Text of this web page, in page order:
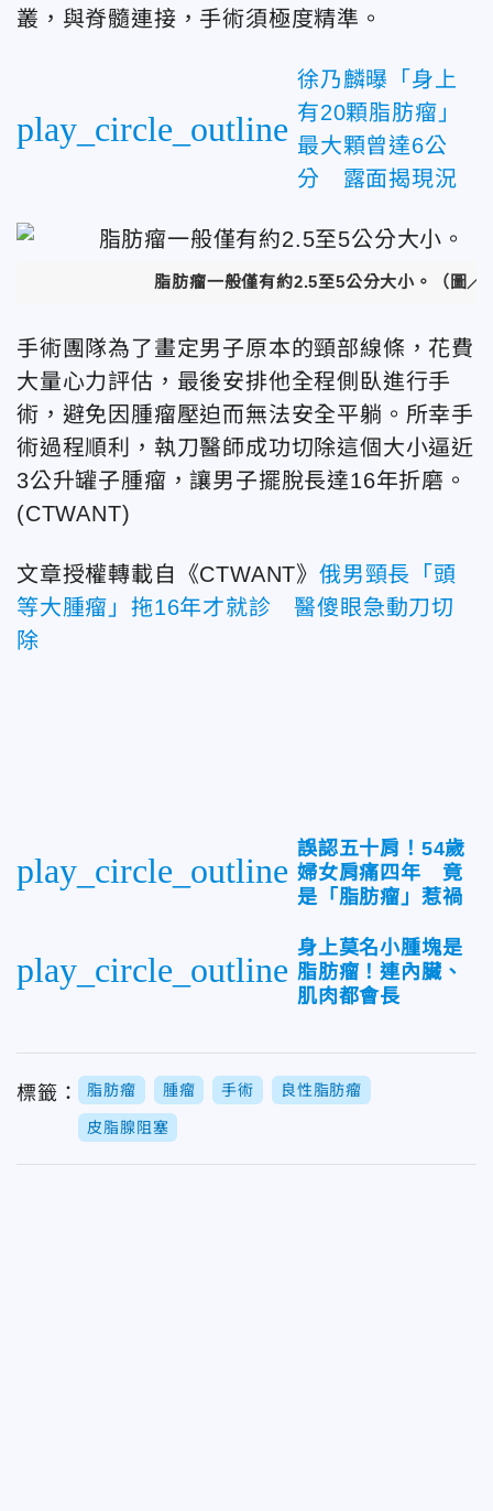
叢，與脊髓連接，手術須極度精準。
play_circle_outline
徐乃麟曝「身上
有20顆脂肪瘤」
最大顆曾達6公
分 露面揭現況
脂肪瘤一般僅有約2.5至5公分大小。 （圖
手術團隊為了畫定男子原本的頸部線條，花費
大量心力評估，最後安排他全程側臥進行手
術，避免因腫瘤壓迫而無法安全平躺。所幸手
術過程順利，執刀醫師成功切除這個大小逼近
3公升罐子腫瘤，讓男子擺脫長達16年折磨。
(CTWANT)
文章授權轉載自《CTWANT》 俄男頸長「頭
等大腫瘤」拖16年才就診 醫傻眼急動刀切
除
play_circle_outline
誤認五十肩！54歲
婦女肩痛四年 竟
是「脂肪瘤」惹禍
play_circle_outline
身上莫名小腫塊是
脂肪瘤！連內臟、
肌肉都會長
標籤： 脂肪瘤 腫瘤 手術 良性脂肪瘤
皮脂腺阻塞